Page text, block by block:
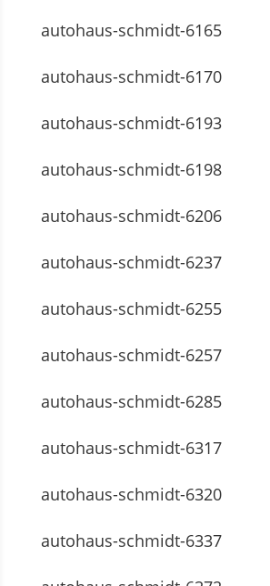
autohaus-schmidt-6165
autohaus-schmidt-6170
autohaus-schmidt-6193
autohaus-schmidt-6198
autohaus-schmidt-6206
autohaus-schmidt-6237
autohaus-schmidt-6255
autohaus-schmidt-6257
autohaus-schmidt-6285
autohaus-schmidt-6317
autohaus-schmidt-6320
autohaus-schmidt-6337